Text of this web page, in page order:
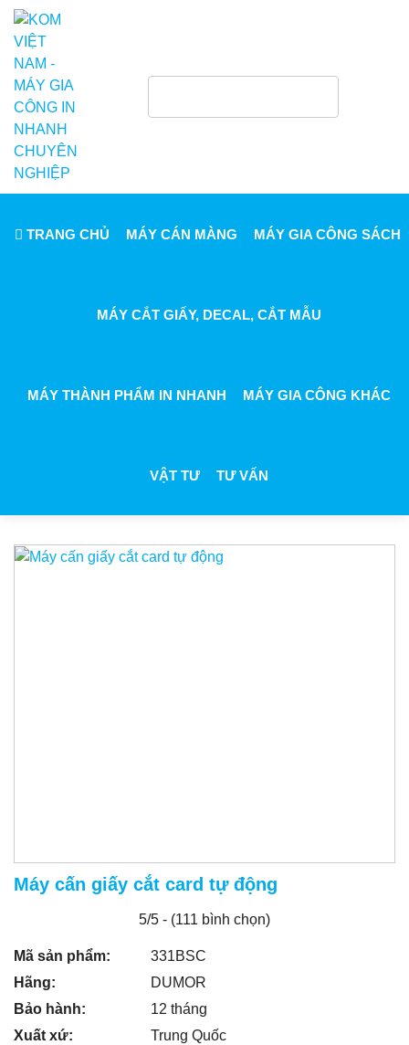
TRANG CHỦ MÁY CÁN MÀNG MÁY GIA CÔNG SÁCH
MÁY CẮT GIẤY, DECAL, CẮT MẪU
MÁY THÀNH PHẨM IN NHANH MÁY GIA CÔNG KHÁC
VẬT TƯ TƯ VẤN
Máy cấn giấy cắt card tự động
5/5 - (111 bình chọn)
Mã sản phẩm:
331BSC
Hãng:
DUMOR
Bảo hành:
12 tháng
Xuất xứ:
Trung Quốc